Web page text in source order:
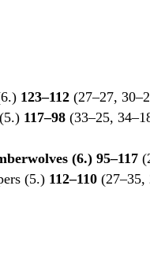
123–112(27–27,
117–98(33–25,
(6.) 95–117
(5.) 112–110(27–35,